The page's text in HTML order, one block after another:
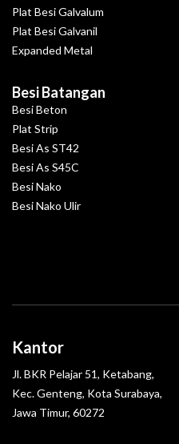
Plat Besi Galvalum
Plat Besi Galvanil
Expanded Metal
Besi Batangan
Besi Beton
Plat Strip
Besi As ST42
Besi As S45C
Besi Nako
Besi Nako Ulir
Kantor
Jl. BKR Pelajar 51, Ketabang,
Kec. Genteng, Kota Surabaya,
Jawa Timur, 60272